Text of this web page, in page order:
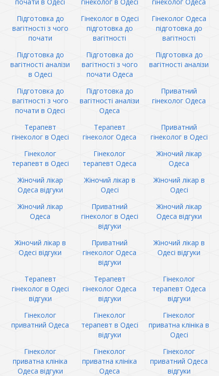
Підготовка до
вагітності з чого
почати
Гінеколог в Одесі
підготовка до
вагітності
Гінеколог Одеса
підготовка до
вагітності
Підготовка до
вагітності аналізи
в Одесі
Підготовка до
вагітності з чого
почати Одеса
Підготовка до
вагітності аналізи
Підготовка до
вагітності з чого
почати в Одесі
Підготовка до
вагітності аналізи
Одеса
Приватний
гінеколог Одеса
Терапевт
гінеколог в Одесі
Терапевт
гінеколог Одеса
Приватний
гінеколог в Одесі
Гінеколог
терапевт в Одесі
Гінеколог
терапевт Одеса
Жіночий лікар
Одеса
Жіночий лікар
Одеса відгуки
Жіночий лікар в
Одесі
Жіночий лікар в
Одесі
Жіночий лікар
Одеса
Приватний
гінеколог в Одесі
відгуки
Жіночий лікар
Одеса відгуки
Жіночий лікар в
Одесі відгуки
Приватний
гінеколог Одеса
відгуки
Жіночий лікар в
Одесі відгуки
Терапевт
гінеколог в Одесі
відгуки
Терапевт
гінеколог Одеса
відгуки
Гінеколог
терапевт Одеса
відгуки
Гінеколог
приватний Одеса
Гінеколог
терапевт в Одесі
відгуки
Гінеколог
приватна клініка в
Одесі
Гінеколог
приватна клініка
Одеса відгуки
Гінеколог
приватна клініка
Одеса
Гінеколог
приватний Одеса
відгуки